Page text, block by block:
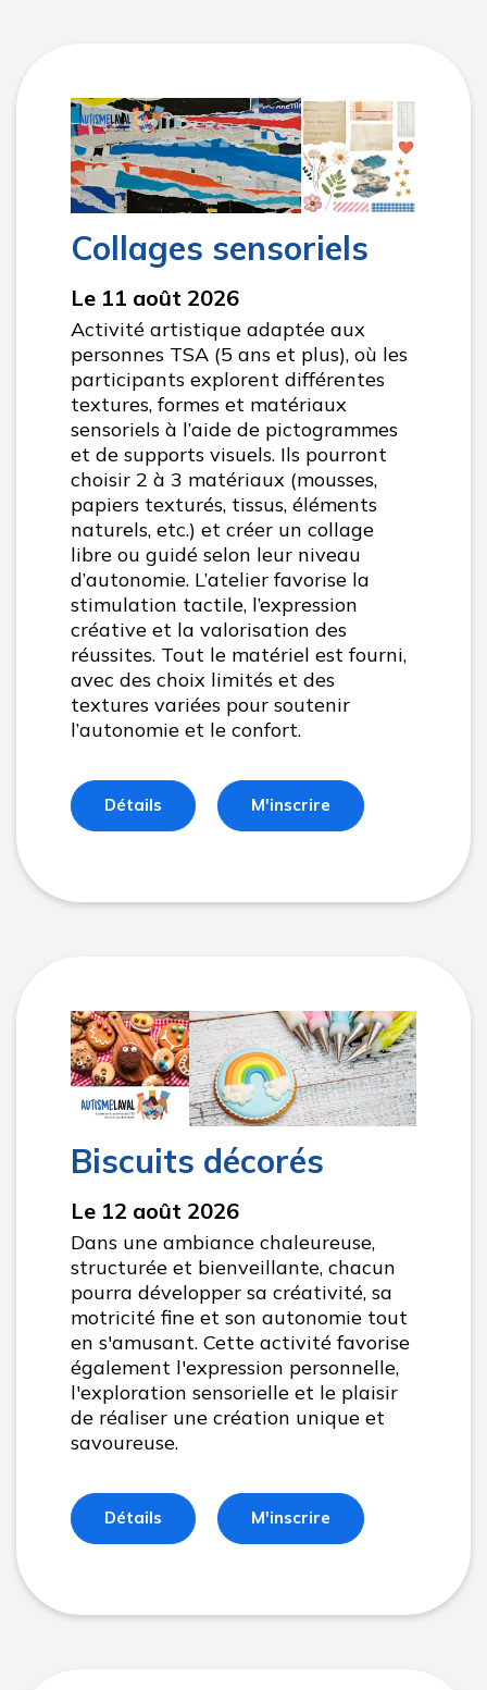
Collages sensoriels
Le 11 août 2026
Activité artistique adaptée aux
personnes TSA (5 ans et plus), où les
participants explorent différentes
textures, formes et matériaux
sensoriels à l’aide de pictogrammes
et de supports visuels. Ils pourront
choisir 2 à 3 matériaux (mousses,
papiers texturés, tissus, éléments
naturels, etc.) et créer un collage
libre ou guidé selon leur niveau
d’autonomie. L’atelier favorise la
stimulation tactile, l’expression
créative et la valorisation des
réussites. Tout le matériel est fourni,
avec des choix limités et des
textures variées pour soutenir
l’autonomie et le confort.
Détails M'inscrire
Biscuits décorés
Le 12 août 2026
Dans une ambiance chaleureuse,
structurée et bienveillante, chacun
pourra développer sa créativité, sa
motricité fine et son autonomie tout
en s'amusant. Cette activité favorise
également l'expression personnelle,
l'exploration sensorielle et le plaisir
de réaliser une création unique et
savoureuse.
Détails M'inscrire